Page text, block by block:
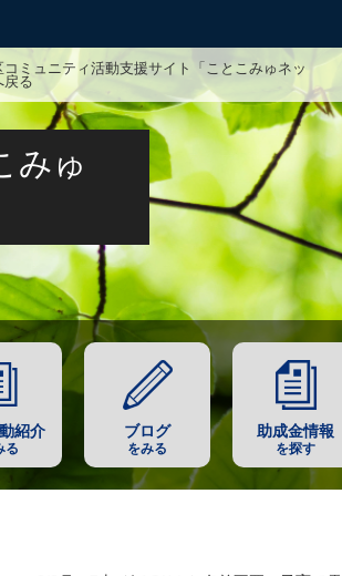
コミュニティ活動支援サイト「ことこみゅネッ
戻る
みゅ
紹介
る
ブログ
をみる
助成金情報
を探す